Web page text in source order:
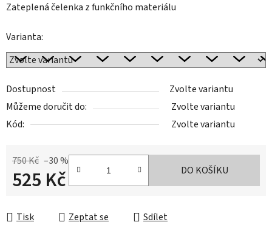
Zateplená čelenka z funkčního materiálu
Varianta:
Dostupnost
Zvolte variantu
Můžeme doručit do:
Zvolte variantu
Kód:
Zvolte variantu
750 Kč –30 %
525 Kč DO KOŠÍKU
Tisk Zeptat se Sdílet